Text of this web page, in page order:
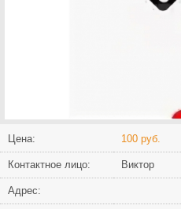
Цена: 100 руб.
Контактное лицо: Виктор
Адрес: